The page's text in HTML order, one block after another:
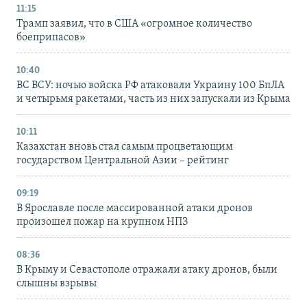
11:15
Трамп заявил, что в США «огромное количество
боеприпасов»
10:40
ВС ВСУ: ночью войска РФ атаковали Украину 100 БпЛА
и четырьмя ракетами, часть из них запускали из Крыма
10:11
Казахстан вновь стал самым процветающим
государством Центральной Азии – рейтинг
09:19
В Ярославле после массированной атаки дронов
произошел пожар на крупном НПЗ
08:36
В Крыму и Севастополе отражали атаку дронов, были
слышны взрывы